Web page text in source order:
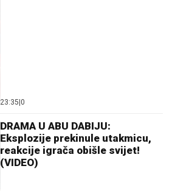
23:35|0
DRAMA U ABU DABIJU:
Eksplozije prekinule utakmicu,
reakcije igrača obišle svijet!
(VIDEO)